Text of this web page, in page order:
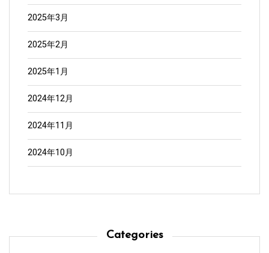
2025年3月
2025年2月
2025年1月
2024年12月
2024年11月
2024年10月
Categories